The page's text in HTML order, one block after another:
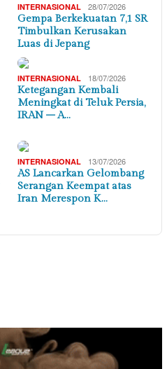
INTERNASIONAL 28/07/2026
Gempa Berkekuatan 7,1 SR
Timbulkan Kerusakan
Luas di Jepang
INTERNASIONAL 18/07/2026
Ketegangan Kembali
Meningkat di Teluk Persia,
IRAN – A…
INTERNASIONAL 13/07/2026
AS Lancarkan Gelombang
Serangan Keempat atas
Iran Merespon K…